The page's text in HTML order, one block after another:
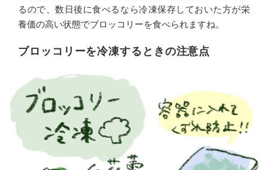
るので、数日後に食べるなら冷凍保存しておいた方が栄
養価の高い状態でブロッコリーを食べられますね。
ブロッコリーを冷凍するときの注意点